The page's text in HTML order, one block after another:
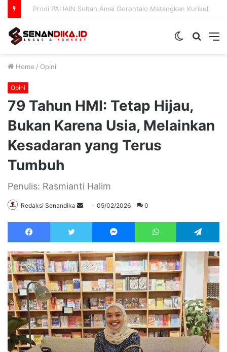
Prodi PAI IAIN Sultan Amai Gorontalo Matangkan Kurikulum OBE
Search
Switch
Home / Opini
Opini
79 Tahun HMI: Tetap Hijau,
Bukan Karena Usia, Melainkan
Kesadaran yang Terus
Tumbuh
Penulis: Rasmianti Halim
Redaksi Senandika
Send05/02/2026 0
Facebook Twitter Messenger WhatsApp